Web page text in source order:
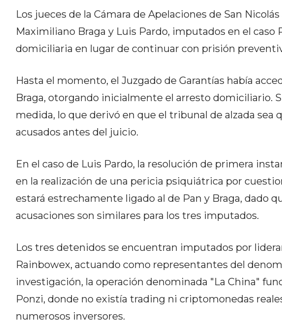
CÓMO RECIBIR PEDIDOS
DE COMIDA POR WHATSAPP:
RESTAURANTES Y DELIVERIES
CÓMO ORGANIZAR LOS
PIERDA NINGUNO
Y
CONDICIONES
POLÍTICAS
PRIVACIDAD
MAPA
Los jueces de la Cámara de Apelaciones de San
Maximiliano Braga y Luis Pardo, imputados en el
domiciliaria en lugar de continuar con prisión
Hasta el momento, el Juzgado de Garantías había
Braga, otorgando inicialmente el arresto domiciliario.
medida, lo que derivó en que el tribunal de alzada
acusados antes del juicio.
En el caso de Luis Pardo, la resolución de primera
en la realización de una pericia psiquiátrica por
estará estrechamente ligado al de Pan y Braga, dado
acusaciones son similares para los tres imputados.
Los tres detenidos se encuentran imputados por
Rainbowex, actuando como representantes del
investigación, la operación denominada "La China"
Ponzi, donde no existía trading ni criptomonedas
numerosos inversores.